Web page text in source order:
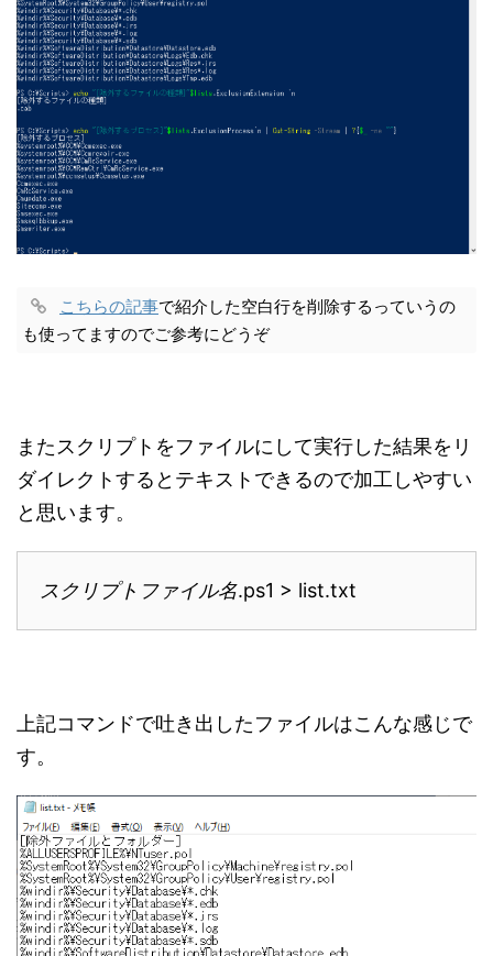
こちらの記事で紹介した空白行を削除するっていうの
も使ってますのでご参考にどうぞ
またスクリプトをファイルにして実行した結果をリ
ダイレクトするとテキストできるので加工しやすい
と思います。
スクリプトファイル名.ps1 > list.txt
上記コマンドで吐き出したファイルはこんな感じで
す。